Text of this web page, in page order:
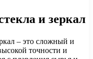
и зеркал
– это сложный и
точности и